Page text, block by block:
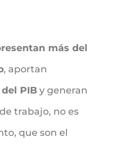
más del
, aportan
del PIBy generan
trabajo, no es
que son el